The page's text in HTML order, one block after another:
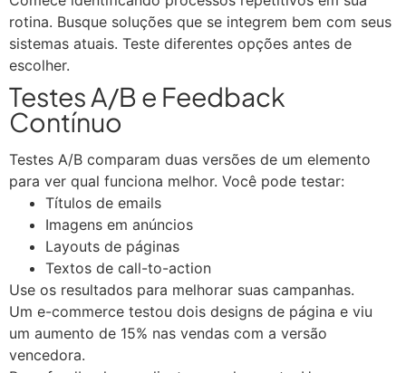
rotina. Busque soluções que se integrem bem com seus
sistemas atuais. Teste diferentes opções antes de
escolher.
Testes A/B e Feedback
Contínuo
Testes A/B comparam duas versões de um elemento
para ver qual funciona melhor. Você pode testar:
Títulos de emails
Imagens em anúncios
Layouts de páginas
Textos de call-to-action
Use os resultados para melhorar suas campanhas.
Um e-commerce testou dois designs de página e viu
um aumento de 15% nas vendas com a versão
vencedora.